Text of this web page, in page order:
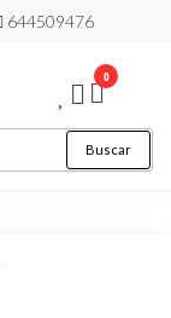
644509476
Buscar
0